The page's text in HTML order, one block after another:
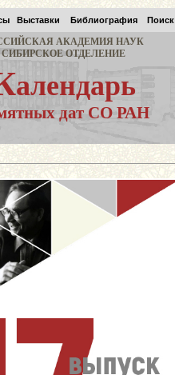
Выставки Библиография Поиск
АКАДЕМИЯ НАУК
СИБИРСКОЕ ОТДЕЛЕНИЕ
алендарь
дат СО РАН